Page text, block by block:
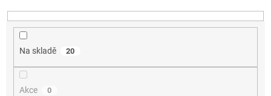
ů
Na skladě 20
Akce 0